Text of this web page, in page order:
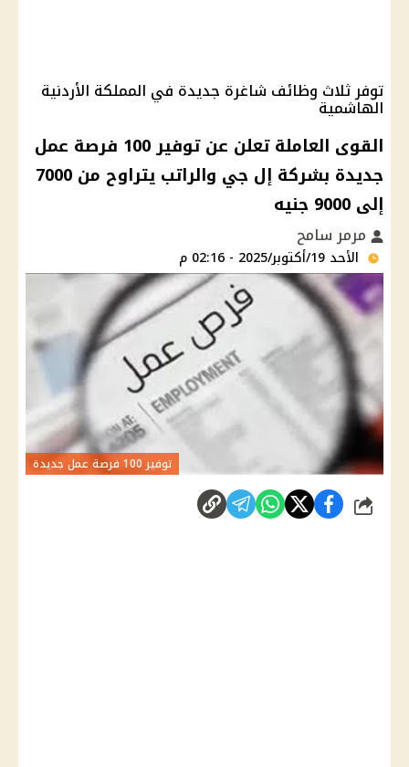
توفر ثلاث وظائف شاغرة جديدة في المملكة الأردنية
الهاشمية
القوى العاملة تعلن عن توفير 100 فرصة عمل
جديدة بشركة إل جي والراتب يتراوح من 7000
إلى 9000 جنيه
مرمر سامح
الأحد 19/أكتوبر/2025 - 02:16 م
توفير 100 فرصة عمل جديدة
شارك